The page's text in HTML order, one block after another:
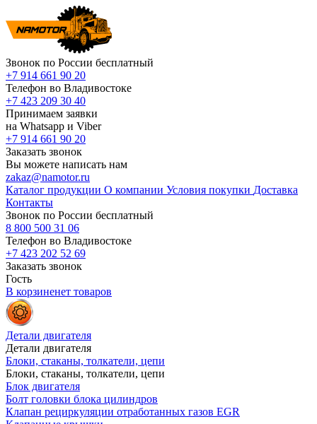
Звонок по России бесплатный
+7 914 661 90 20
Телефон во Владивостоке
+7 423 209 30 40
Принимаем заявки
на Whatsapp и Viber
+7 914 661 90 20
Заказать звонок
Вы можете написать нам
zakaz@namotor.ru
Каталог продукции О компании Условия покупки Доставка
Контакты
Звонок по России бесплатный
8 800 500 31 06
Телефон во Владивостоке
+7 423 202 52 69
Заказать звонок
Гость
В корзиненет товаров
Детали двигателя
Детали двигателя
Блоки, стаканы, толкатели, цепи
Блоки, стаканы, толкатели, цепи
Блок двигателя
Болт головки блока цилиндров
Клапан рециркуляции отработанных газов EGR